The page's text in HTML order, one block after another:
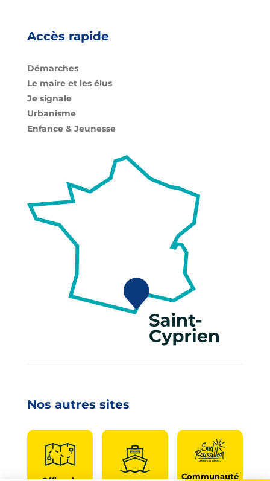
Accès rapide
Démarches
Le maire et les élus
Je signale
Urbanisme
Enfance & Jeunesse
Nos autres sites
Communauté